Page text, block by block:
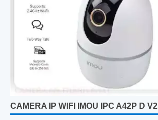
CAMERA IP WIFI IMOU IPC A42P D V2